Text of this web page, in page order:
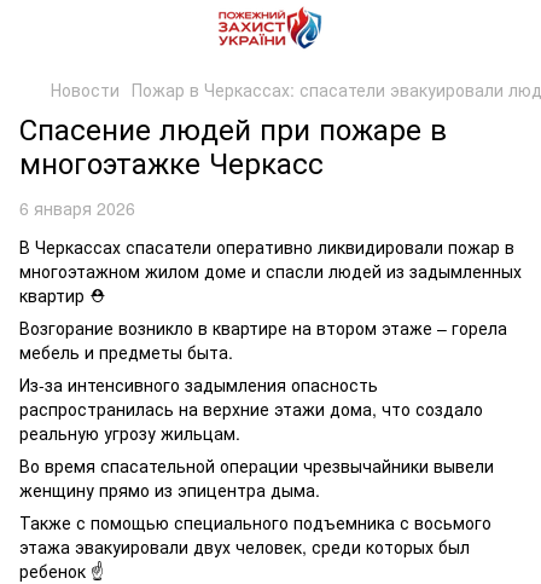
Новости Пожар в Черкассах: спасатели эвакуировали
Спасение людей при пожаре в
многоэтажке Черкасс
6 января 2026
В Черкассах спасатели оперативно ликвидировали пожар в
многоэтажном жилом доме и спасли людей из задымленных
квартир ⛑
Возгорание возникло в квартире на втором этаже – горела
мебель и предметы быта.
Из-за интенсивного задымления опасность
распространилась на верхние этажи дома, что создало
реальную угрозу жильцам.
Во время спасательной операции чрезвычайники вывели
женщину прямо из эпицентра дыма.
Также с помощью специального подъемника с восьмого
этажа эвакуировали двух человек, среди которых был
ребенок ☝️